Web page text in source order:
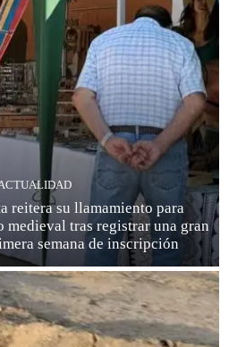
reitera su llamamiento para
medieval tras registrar una gran
semana de inscripción